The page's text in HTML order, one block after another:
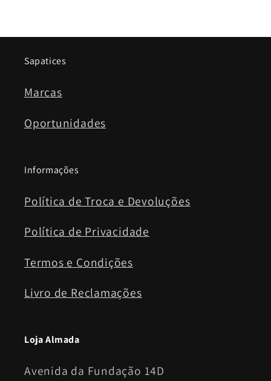
Sapatices
Marcas
Oportunidades
Informações
Política de Troca e Devoluções
Política de Privacidade
Termos e Condições
Livro de Reclamações
Loja Almada
Avenida da Fundação 14D